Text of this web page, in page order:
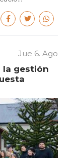
Jue 6. Ago
la gestión